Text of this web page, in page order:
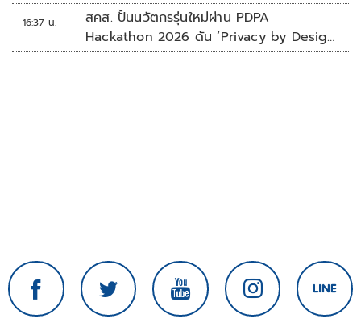
16:37 น.
สคส. ปั้นนวัตกรรุ่นใหม่ผ่าน PDPA
Hackathon 2026 ดัน ‘Privacy by Design
for all’ สู่โซลูชันคุ้มครองข้อมูลส่วนบุคคลที่